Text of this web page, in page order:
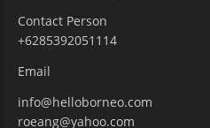
Contact Person
+6285392051114
Email
info@helloborneo.com
roeang@yahoo.com